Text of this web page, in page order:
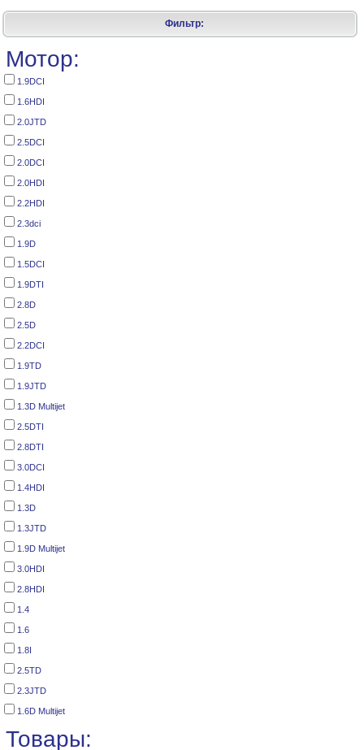
Фильтр:
Мотор:
1.9DCI
1.6HDI
2.0JTD
2.5DCI
2.0DCI
2.0HDI
2.2HDI
2.3dci
1.9D
1.5DCI
1.9DTI
2.8D
2.5D
2.2DCI
1.9TD
1.9JTD
1.3D Multijet
2.5DTI
2.8DTI
3.0DCI
1.4HDI
1.3D
1.3JTD
1.9D Multijet
3.0HDI
2.8HDI
1.4
1.6
1.8I
2.5TD
2.3JTD
1.6D Multijet
Товары: